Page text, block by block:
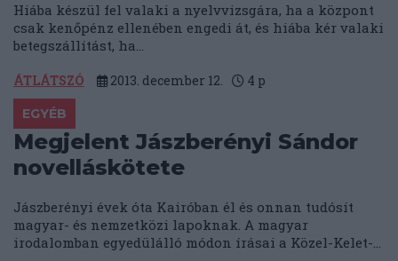
Hiába készül fel valaki a nyelvvizsgára, ha a központ
csak kenőpénz ellenében engedi át, és hiába kér valaki
betegszállítást, ha...
ÁTLÁTSZÓ 2013. december 12. 4 p
EGYÉB
Megjelent Jászberényi Sándor
novelláskötete
Jászberényi évek óta Kairóban él és onnan tudósít
magyar- és nemzetközi lapoknak. A magyar
irodalomban egyedülálló módon írásai a Közel-Kelet-...